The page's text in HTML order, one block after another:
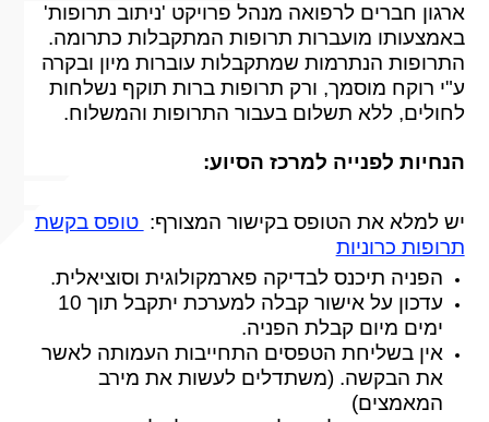
ארגון חברים לרפואה מנהל פרויקט 'ניתוב תרופות'
באמצעותו מועברות תרופות המתקבלות כתרומה.
התרופות הנתרמות שמתקבלות עוברות מיון ובקרה
ע"י רוקח מוסמך, ורק תרופות ברות תוקף נשלחות
לחולים, ללא תשלום בעבור התרופות והמשלוח.
הנחיות לפנייה למרכז הסיוע:
יש למלא את הטופס בקישור המצורף: טופס בקשת
תרופות כרוניות
הפניה תיכנס לבדיקה פארמקולוגית וסוציאלית.
עדכון על אישור קבלה למערכת יתקבל תוך 10
ימים מיום קבלת הפניה.
אין בשליחת הטפסים התחייבות העמותה לאשר
את הבקשה. (משתדלים לעשות את מירב
המאמצים)